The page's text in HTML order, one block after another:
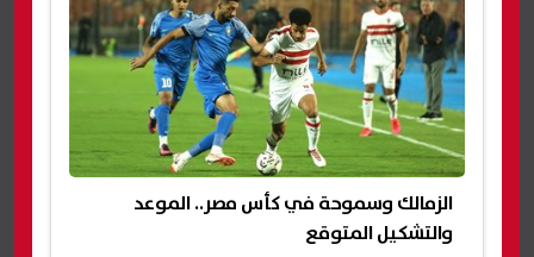
الزمالك وسموحة في كأس مصر.. الموعد
والتشكيل المتوقع